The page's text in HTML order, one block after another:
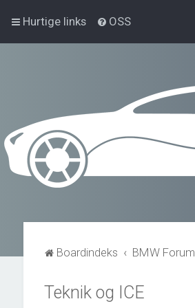
Hurtige links OSS
Boardindeks BMW Forum
Teknik og ICE